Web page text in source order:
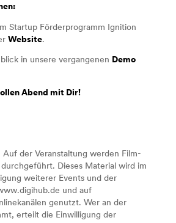
Startup Förderprogramm Ignition
Website.
in unsere vergangenen
Demo
Abend mit Dir!
Auf der Veranstaltung werden Film-
Dieses Material wird im
weiterer Events und der
und auf
genutzt. Wer an der
erteilt die Einwilligung der